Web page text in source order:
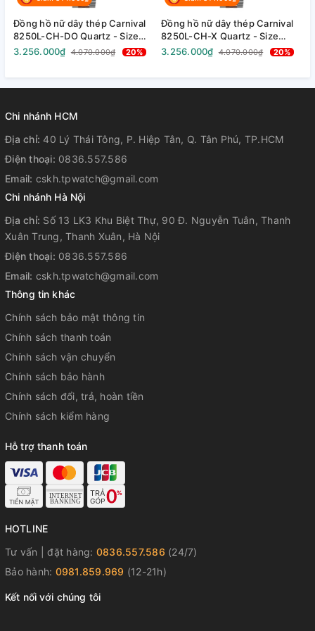
đồng hồ carnival 8160l-vt
carnival 8160l-vt chính hãng
đồng hồ nữ dây thép carnival
đồng hồ nữ thanh lịch carnival
#donghonu #donghonudaythep #donghocarnival
#donghocosapphire
Đồng hồ nữ dây thép Carnival
8250L-CH-DO Quartz - Size
30mm - Kính Sapphire - Chống
3.256.000₫ 4.070.000₫ 20%
Đồng hồ nữ dây thép Carnival
8250L-CH-X Quartz - Size
30mm - Kính Sapphire - Chống
3.256.000₫ 4.070.000₫ 20%
Chi nhánh HCM
Địa chỉ: 40 Lý Thái Tông, P. Hiệp Tân, Q. Tân Phú, TP.HCM
Điện thoại: 0836.557.586
Email: cskh.tpwatch@gmail.com
Chi nhánh Hà Nội
Địa chỉ: Số 13 LK3 Khu Biệt Thự, 90 Đ. Nguyễn Tuân, Thanh
Xuân Trung, Thanh Xuân, Hà Nội
Điện thoại: 0836.557.586
Email: cskh.tpwatch@gmail.com
Thông tin khác
Chính sách bảo mật thông tin
Chính sách thanh toán
Chính sách vận chuyển
Chính sách bảo hành
Chính sách đổi, trả, hoàn tiền
Chính sách kiểm hàng
Hỗ trợ thanh toán
HOTLINE
Tư vấn | đặt hàng: 0836.557.586 (24/7)
Bảo hành: 0981.859.969 (12-21h)
Kết nối với chúng tôi